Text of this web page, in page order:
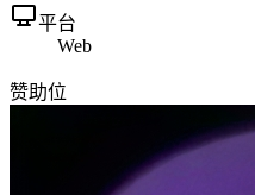
平台
Web
赞助位